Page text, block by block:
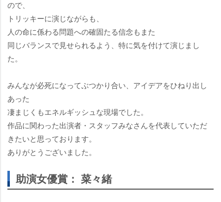
ので、
トリッキーに演じながらも、
人の命に係わる問題への確固たる信念もまた
同じバランスで見せられるよう、特に気を付けて演じまし
た。
みんなが必死になってぶつかり合い、アイデアをひねり出し
あった
凄まじくもエネルギッシュな現場でした。
作品に関わった出演者・スタッフみなさんを代表していただ
きたいと思っております。
ありがとうございました。
助演女優賞： 菜々緒